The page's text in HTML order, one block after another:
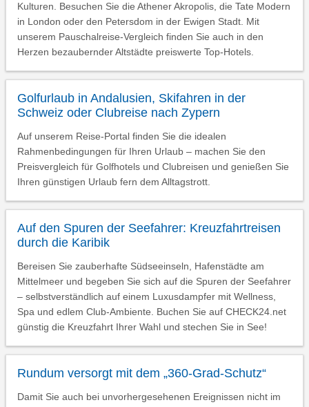
Kulturen. Besuchen Sie die Athener Akropolis, die Tate Modern
in London oder den Petersdom in der Ewigen Stadt. Mit
unserem Pauschalreise-Vergleich finden Sie auch in den
Herzen bezaubernder Altstädte preiswerte Top-Hotels.
Golfurlaub in Andalusien, Skifahren in der
Schweiz oder Clubreise nach Zypern
Auf unserem Reise-Portal finden Sie die idealen
Rahmenbedingungen für Ihren Urlaub – machen Sie den
Preisvergleich für Golfhotels und Clubreisen und genießen Sie
Ihren günstigen Urlaub fern dem Alltagstrott.
Auf den Spuren der Seefahrer: Kreuzfahrtreisen
durch die Karibik
Bereisen Sie zauberhafte Südseeinseln, Hafenstädte am
Mittelmeer und begeben Sie sich auf die Spuren der Seefahrer
– selbstverständlich auf einem Luxusdampfer mit Wellness,
Spa und edlem Club-Ambiente. Buchen Sie auf CHECK24.net
günstig die Kreuzfahrt Ihrer Wahl und stechen Sie in See!
Rundum versorgt mit dem „360-Grad-Schutz“
Damit Sie auch bei unvorhergesehenen Ereignissen nicht im